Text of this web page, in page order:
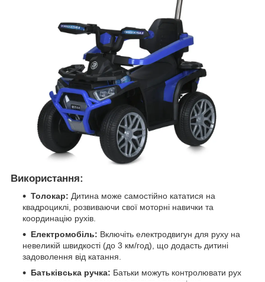
Використання:
Толокар: Дитина може самостійно кататися на
квадроциклі, розвиваючи свої моторні навички та
координацію рухів.
Електромобіль: Включіть електродвигун для руху на
невеликій швидкості (до 3 км/год), що додасть дитині
задоволення від катання.
Батьківська ручка: Батьки можуть контролювати рух